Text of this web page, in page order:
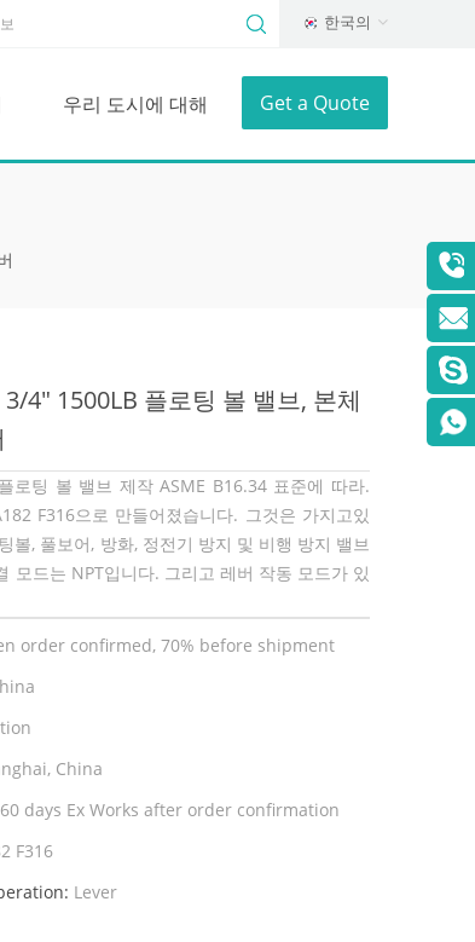
한국의
Get a Quote
우리 도시에 대해
3/4" 1500LB 플로팅 볼 밸브, 본체
로팅 볼 밸브 제작 ASME B16.34 표준에 따라.
F316으로 만들어졌습니다. 그것은 가지고있
볼, 풀보어, 방화, 정전기 방지 및 비행 방지 밸브
모드는 NPT입니다. 그리고 레버 작동 모드가 있
order confirmed, 70% before shipment
China
days Ex Works after order confirmation
F316
Lever